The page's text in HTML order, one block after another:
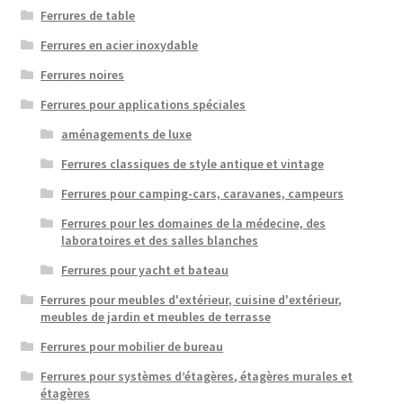
Ferrures de table
Ferrures en acier inoxydable
Ferrures noires
Ferrures pour applications spéciales
aménagements de luxe
Ferrures classiques de style antique et vintage
Ferrures pour camping-cars, caravanes, campeurs
Ferrures pour les domaines de la médecine, des
laboratoires et des salles blanches
Ferrures pour yacht et bateau
Ferrures pour meubles d'extérieur, cuisine d'extérieur,
meubles de jardin et meubles de terrasse
Ferrures pour mobilier de bureau
Ferrures pour systèmes d’étagères, étagères murales et
étagères